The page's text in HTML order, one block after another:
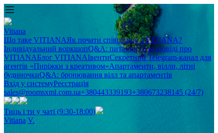
Vitiana
Що таке VITIANAЯк почати співпрацю з VITIANA?
Індивідуальний воркшопQ&A: питання та відповіді про
VITIANAБлог VITIANAІвентиСекретний Telegram-канал для
агентів «Пиріжки з креативом»Апартаменти, вілли, літні
будиночкиQ&A: бронювання вілл та апартаментів
Вхід у системуРеєстрація
sales@roomsxml.com.ua+380443339193+380673238145 (24/7)
Тиць і ти у чаті (9:30-18:00)
Vitiana V.